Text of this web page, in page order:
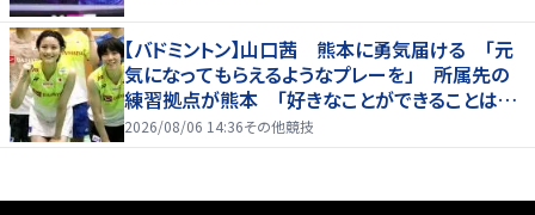
【バドミントン】山口茜 熊本に勇気届ける 「元
気になってもらえるようなプレーを」 所属先の
練習拠点が熊本 「好きなことができることは当
たり前じゃない」
2026/08/06 14:36その他競技